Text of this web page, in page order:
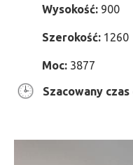
Wysokość: 900
Szerokość: 1260
Moc: 3877
Szacowany